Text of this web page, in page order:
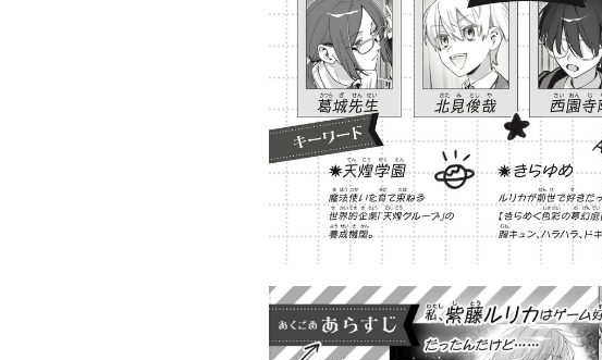
ーム 昨日の友
は今日の敵
ＳＣＰガチャ！
（１） かわい
い猫にご用心
はちゃめちゃ事
件簿